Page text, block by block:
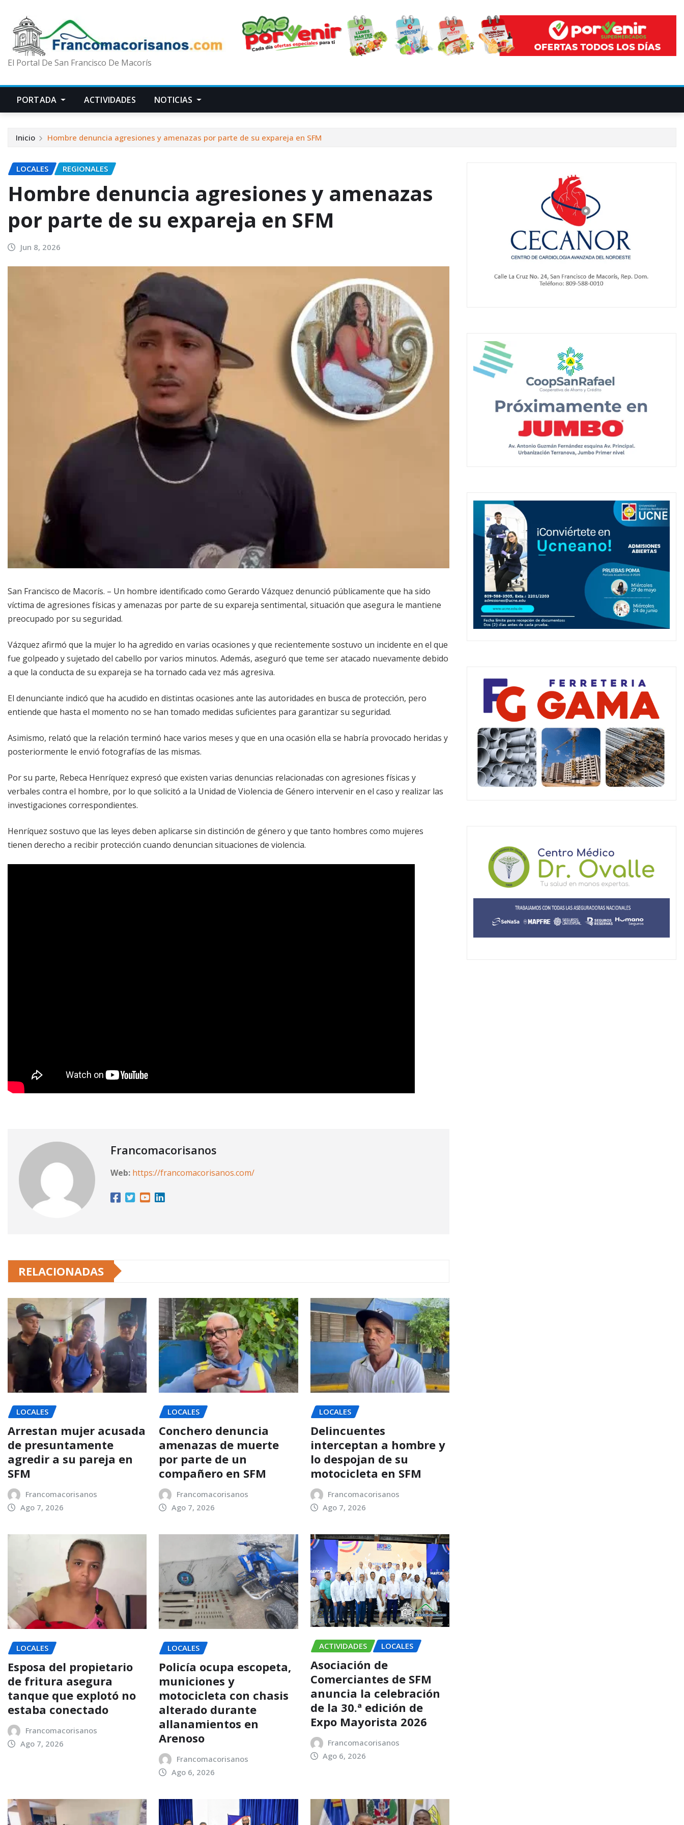
El Portal De San Francisco De Macorís
PORTADA ACTIVIDADES NOTICIAS
Inicio Hombre denuncia agresiones y amenazas por parte de su expareja en SFM
LOCALES REGIONALES
Hombre denuncia agresiones y amenazas
por parte de su expareja en SFM
Jun 8, 2026
San Francisco de Macorís. – Un hombre identificado como Gerardo Vázquez denunció públicamente que ha sido
víctima de agresiones físicas y amenazas por parte de su expareja sentimental, situación que asegura le mantiene
preocupado por su seguridad.
Vázquez afirmó que la mujer lo ha agredido en varias ocasiones y que recientemente sostuvo un incidente en el que
fue golpeado y sujetado del cabello por varios minutos. Además, aseguró que teme ser atacado nuevamente debido
a que la conducta de su expareja se ha tornado cada vez más agresiva.
El denunciante indicó que ha acudido en distintas ocasiones ante las autoridades en busca de protección, pero
entiende que hasta el momento no se han tomado medidas suficientes para garantizar su seguridad.
Asimismo, relató que la relación terminó hace varios meses y que en una ocasión ella se habría provocado heridas y
posteriormente le envió fotografías de las mismas.
Por su parte, Rebeca Henríquez expresó que existen varias denuncias relacionadas con agresiones físicas y
verbales contra el hombre, por lo que solicitó a la Unidad de Violencia de Género intervenir en el caso y realizar las
investigaciones correspondientes.
Henríquez sostuvo que las leyes deben aplicarse sin distinción de género y que tanto hombres como mujeres
tienen derecho a recibir protección cuando denuncian situaciones de violencia.
Francomacorisanos
Web: https://francomacorisanos.com/
RELACIONADAS
LOCALES
Arrestan mujer acusada
de presuntamente
agredir a su pareja en
SFM
Francomacorisanos
Ago 7, 2026
LOCALES
Conchero denuncia
amenazas de muerte
por parte de un
compañero en SFM
Francomacorisanos
Ago 7, 2026
LOCALES
Delincuentes
interceptan a hombre y
lo despojan de su
motocicleta en SFM
Francomacorisanos
Ago 7, 2026
LOCALES
Esposa del propietario
de fritura asegura
tanque que explotó no
estaba conectado
Francomacorisanos
Ago 7, 2026
LOCALES
Policía ocupa escopeta,
municiones y
motocicleta con chasis
alterado durante
allanamientos en
Arenoso
Francomacorisanos
Ago 6, 2026
ACTIVIDADES LOCALES
Asociación de
Comerciantes de SFM
anuncia la celebración
de la 30.ª edición de
Expo Mayorista 2026
Francomacorisanos
Ago 6, 2026